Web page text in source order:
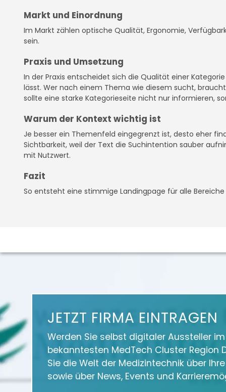
Markt und Einordnung
Im Markt zählen optische Qualität, Ergonomie,
sein.
Praxis und Umsetzung
In der Praxis entscheidet sich die Qualität einer
lässt. Wer nach einem Thema wie diesem sucht,
sollte eine starke Kategorieseite nicht nur informieren,
Warum der Kontext wichtig ist
Je besser ein Themenfeld eingegrenzt ist, desto eher
Sichtbarkeit, weil der Text die Suchintention sauber
mit Nutzwert.
Fazit
So entsteht eine stimmige Landingpage für alle
JETZT FIRMA EINTRAGEN
Werden Sie selbst digitaler Aussteller
bekanntesten MedTech Cluster Region
Sie die Welt der Medizintechnik über
sowie über News, Events und